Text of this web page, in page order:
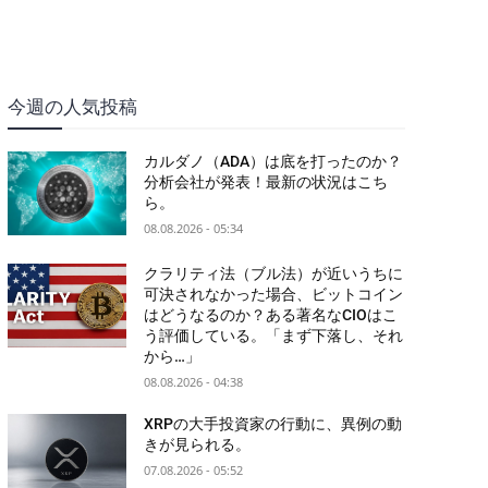
今週の人気投稿
カルダノ（ADA）は底を打ったのか？
分析会社が発表！最新の状況はこち
ら。
08.08.2026 - 05:34
クラリティ法（ブル法）が近いうちに
可決されなかった場合、ビットコイン
はどうなるのか？ある著名なCIOはこ
う評価している。「まず下落し、それ
から…」
08.08.2026 - 04:38
XRPの大手投資家の行動に、異例の動
きが見られる。
07.08.2026 - 05:52